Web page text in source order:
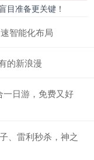
目准备更关键！
智能化布局
的新浪漫
一日游，免费又好
、雷利秒杀，神之